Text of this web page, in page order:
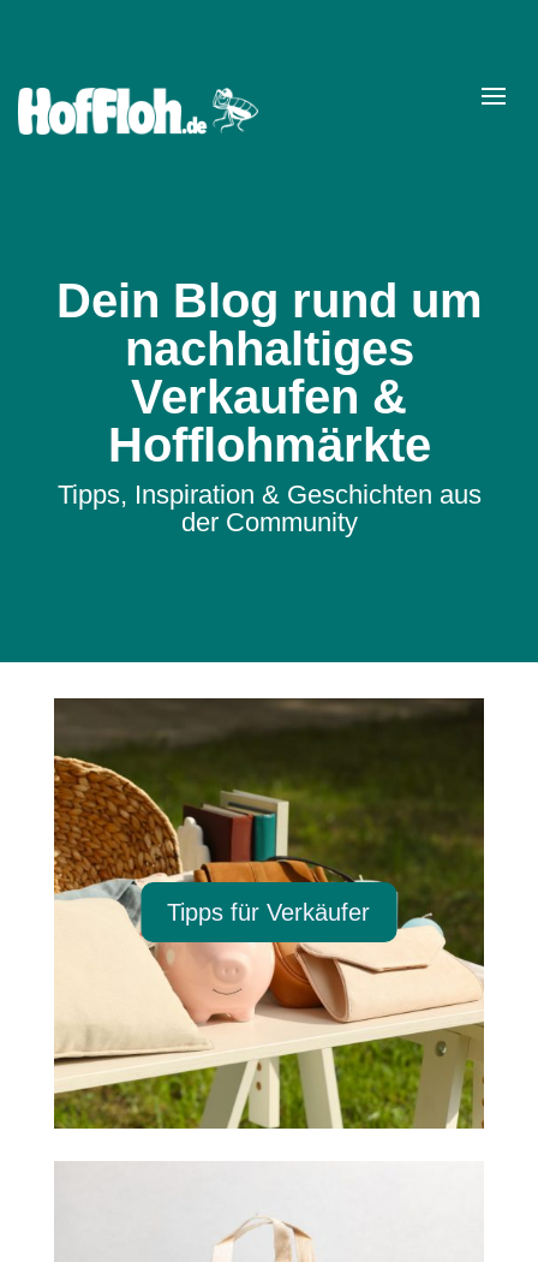
Dein Blog rund um
nachhaltiges
Verkaufen &
Hofflohmärkte
Tipps, Inspiration & Geschichten aus
der Community
Tipps für Verkäufer